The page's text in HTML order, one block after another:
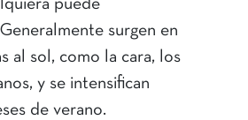
puede
surgen en
al sol, como la cara, los
y se intensifican
de verano.